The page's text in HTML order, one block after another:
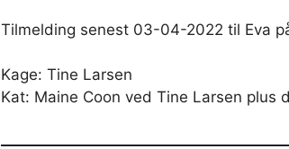
Tilmelding senest 03-04-2022 til Eva
Kage: Tine Larsen
Kat: Maine Coon ved Tine Larsen